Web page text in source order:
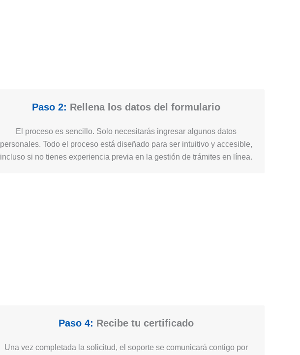
Paso 2: Rellena los datos del formulario
El proceso es sencillo. Solo necesitarás ingresar algunos datos
personales. Todo el proceso está diseñado para ser intuitivo y accesible,
incluso si no tienes experiencia previa en la gestión de trámites en línea.
Paso 4: Recibe tu certificado
Una vez completada la solicitud, el soporte se comunicará contigo por